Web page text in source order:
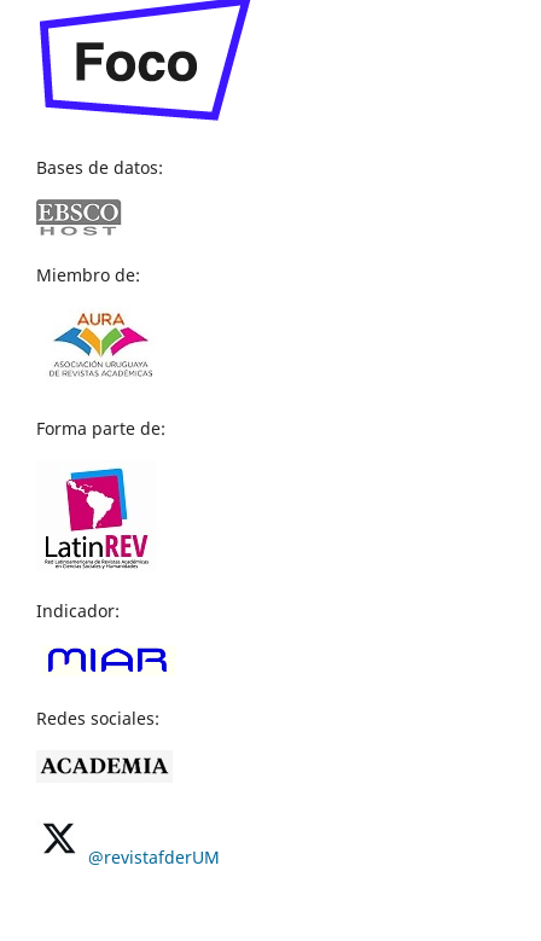
Bases de datos:
Miembro de:
Forma parte de:
Indicador:
Redes sociales:
@revistafderUM